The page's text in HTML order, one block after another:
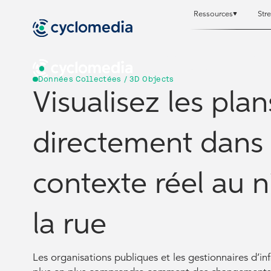
Ressources
Données Collectées / 3D Objects
Visualisez les
directement dans
contexte réel au
la rue
Les organisations publiques et les gestionnaires